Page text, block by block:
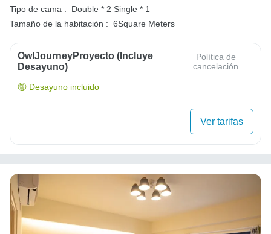
Tipo de cama :
Double * 2 Single * 1
Tamaño de la habitación : 6Square Meters
OwlJourneyProyecto (Incluye
Desayuno)
Política de
cancelación
Desayuno incluido
Ver tarifas